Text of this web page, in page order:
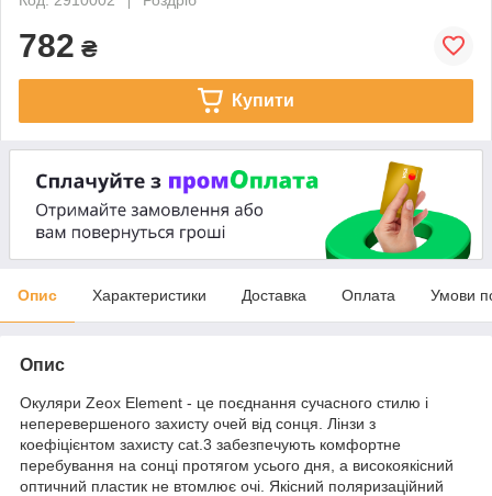
782 ₴
Купити
Опис Характеристики Доставка Оплата Умови
Опис
Окуляри Zeox Element - це поєднання сучасного стилю і
неперевершеного захисту очей від сонця. Лінзи з
коефіцієнтом захисту cat.3 забезпечують комфортне
перебування на сонці протягом усього дня, а високоякісний
оптичний пластик не втомлює очі. Якісний поляризаційний